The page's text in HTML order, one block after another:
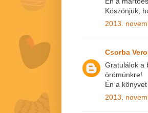
Köszönjük,
2013.
Csorba
Gratulálok a
örömünkre!
Én a
2013.